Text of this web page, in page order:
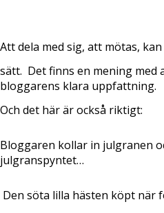
Att dela med sig, att mötas,
sätt. Det finns en mening med
bloggarens klara uppfattning.
Och det här är också riktigt:
Bloggaren kollar in julgranen
julgranspyntet…
Den söta lilla hästen köpt när